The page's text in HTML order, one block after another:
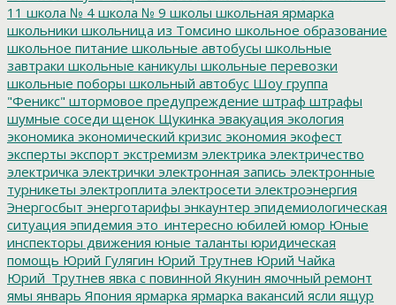
11 школа № 4 школа № 9 школы школьная ярмарка
школьники школьница из Томсино школьное образование
школьное питание школьные автобусы школьные
завтраки школьные каникулы школьные перевозки
школьные поборы школьный автобус Шоу группа
"Феникс" штормовое предупреждение штраф штрафы
шумные соседи щенок Щукинка эвакуация экология
экономика экономический кризис экономия экофест
эксперты экспорт экстремизм электрика электричество
электричка электрички электронная запись электронные
турникеты электроплита электросети электроэнергия
Энергосбыт энерготарифы энкаунтер эпидемиологическая
ситуация эпидемия это_интересно юбилей юмор Юные
инспекторы движения юные таланты юридическая
помощь Юрий Гулягин Юрий Трутнев Юрий Чайка
Юрий_Трутнев явка с повинной Якунин ямочный ремонт
ямы январь Япония ярмарка ярмарка вакансий ясли ящур